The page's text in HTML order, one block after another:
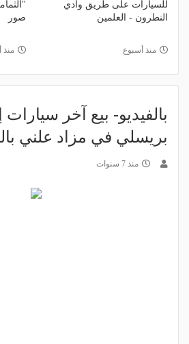
للسيارات على طريق وادي
النطرون - العلمين
منذ أسبوع
صور
منذ
بالفيديو- بيع آخر
بريسلي في مزاد علني
منذ 7 سنوات